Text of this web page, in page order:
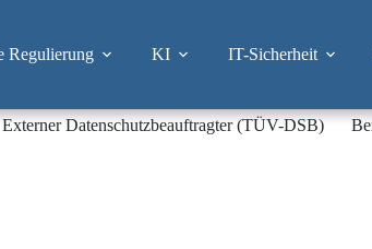
Regulierung KI IT-Sicherheit
Externer Datenschutzbeauftragter (TÜV-DSB)